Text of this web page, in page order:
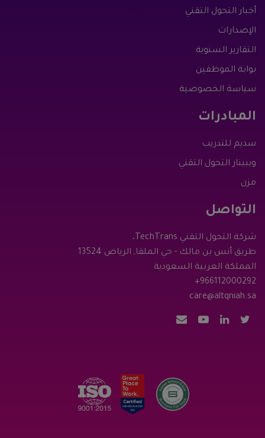
أخبار التحول التقني
الإصدارات
التقارير السنوية
بوابة الموظفين
سياسة الخصوصية
المبادرات
سديم للتدريب
ويبينار التحول التقني
مزن
التواصل
شركة التحول التقني TechTrans،
طريق أنس بن مالك - حي الملقا, الرياض 13524
المملكة العربية السعودية
+966112000292
care@altqniah.sa